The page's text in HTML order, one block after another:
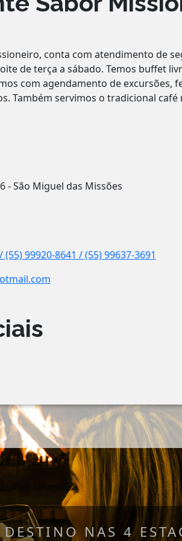
conta com atendimento de
de terça a sábado. Temos buffet
com agendamento de excursões,
Também servimos o tradicional café
- São Miguel das Missões
(55) 99920-8641 / (55) 99637-3691
NAS 4